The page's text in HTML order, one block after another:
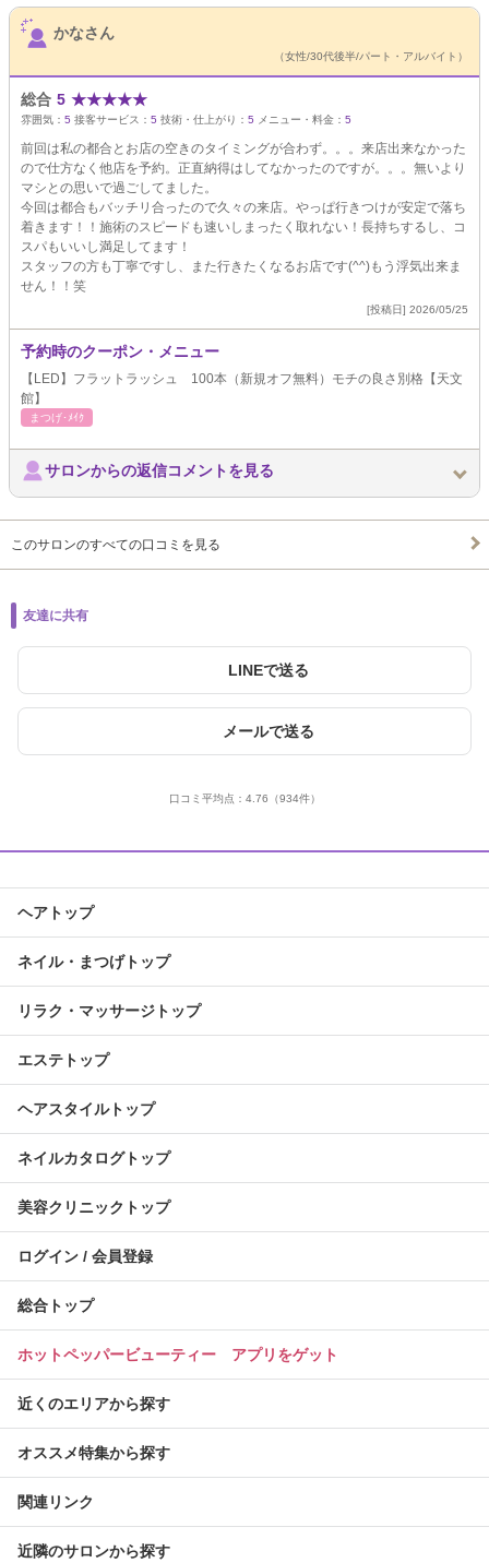
サロンPick Up
かなさん
（女性/30代後半/パート・アルバイト）
総合 5 ★★★★★
雰囲気： 5 接客サービス： 5 技術・仕上がり： 5 メニュー・料金： 5
前回は私の都合とお店の空きのタイミングが合わず。。。来店出来なかった
ので仕方なく他店を予約。正直納得はしてなかったのですが。。。無いより
マシとの思いで過ごしてました。
今回は都合もバッチリ合ったので久々の来店。やっぱ行きつけが安定で落ち
着きます！！施術のスピードも速いしまったく取れない！長持ちするし、コ
スパもいいし満足してます！
スタッフの方も丁寧ですし、また行きたくなるお店です(^^)もう浮気出来ま
せん！！笑
[投稿日] 2026/05/25
予約時のクーポン・メニュー
【LED】フラットラッシュ 100本（新規オフ無料）モチの良さ別格【天文
館】
まつげ･ﾒｲｸ
サロンからの返信コメントを見る
このサロンのすべての口コミを見る
友達に共有
LINEで送る
メールで送る
口コミ平均点： 4.76 （934件）
ヘアトップ
ネイル・まつげトップ
リラク・マッサージトップ
エステトップ
ヘアスタイルトップ
ネイルカタログトップ
美容クリニックトップ
ログイン / 会員登録
総合トップ
ホットペッパービューティー アプリをゲット
近くのエリアから探す
オススメ特集から探す
関連リンク
近隣のサロンから探す